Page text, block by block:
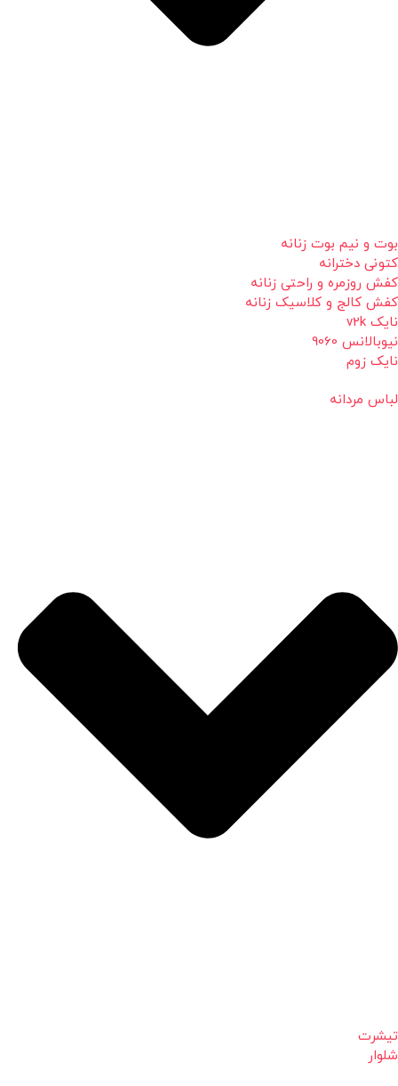
بوت و نیم بوت زنانه
کتونی دخترانه
کفش روزمره و راحتی زنانه
کفش کالج و کلاسیک زنانه
نایک v2k
نیوبالانس 9060
نایک زوم
لباس مردانه
تیشرت
شلوار